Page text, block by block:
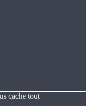
cache tout